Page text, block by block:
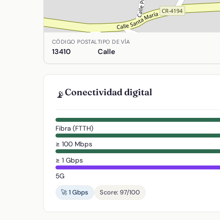
Ubicación de Arena (La) en Agudo, Ciudad
CÓDIGO POSTAL
13410
TIPO DE VÍA
Calle
📡Conectividad digital
Fibra (FTTH)
≥ 100 Mbps
≥ 1 Gbps
5G
🚀 1 Gbps
Score: 97/100